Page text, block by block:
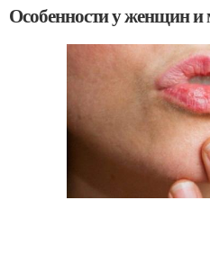
Особенности у женщин